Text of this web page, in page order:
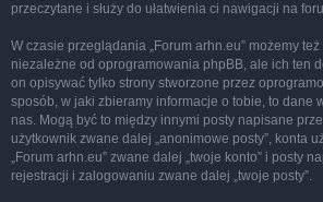
przeczytane i służy do ułatwienia ci nawigacji na
W czasie przeglądania „Forum arhn.eu” możemy
niezależne od oprogramowania phpBB, ale ich ten
on opisywać tylko strony stworzone przez
sposób, w jaki zbieramy informacje o tobie, to dane
nas. Mogą być to między innymi posty napisane
użytkownik zwane dalej „anonimowe posty”, konta
„Forum arhn.eu” zwane dalej „twoje konto” i posty
rejestracji i zalogowaniu zwane dalej „twoje posty”.